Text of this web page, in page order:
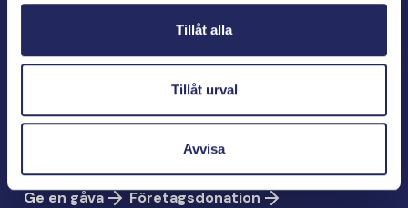
Tillåt alla
Tillåt urval
Avvisa
00240 Helsingfors
Kontaktinformation
Ge en gåva
Ge en gåva
Företagsdonation